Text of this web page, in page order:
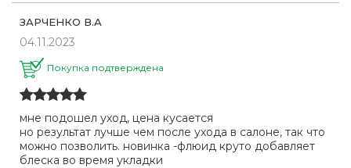
ЗАРЧЕНКО В.А
04.11.2023
Покупка подтверждена
мне подошел уход, цена кусается
но результат лучше чем после ухода в салоне, так что
можно позволить. новинка -флюид круто добавляет
блеска во время укладки